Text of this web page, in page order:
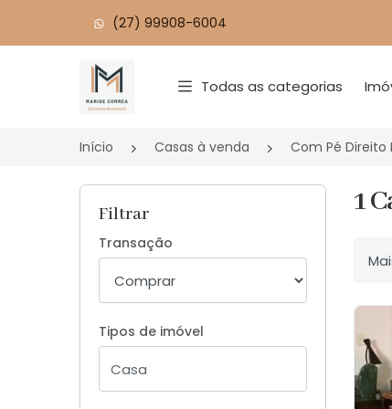
(27) 99908-6004
Página inicial
Todas as categorias
Início Casas à venda Com Pé Direito
Filtrar
Transação
Tipos de imóvel
1